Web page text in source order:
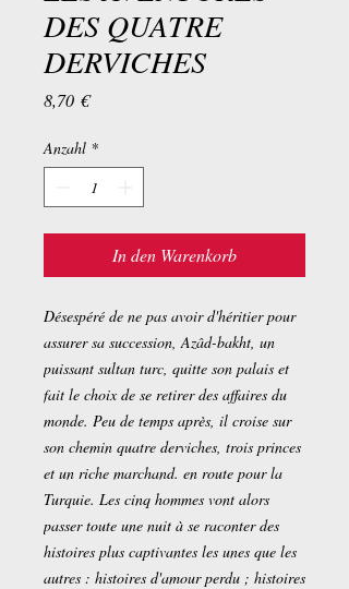
DES QUATRE
DERVICHES
8,70 €Preis
Anzahl *
In den Warenkorb
Désespéré de ne pas avoir d'héritier pour
assurer sa succession, Azâd-bakht, un
puissant sultan turc, quitte son palais et
fait le choix de se retirer des affaires du
monde. Peu de temps après, il croise sur
son chemin quatre derviches, trois princes
et un riche marchand. en route pour la
Turquie. Les cinq hommes vont alors
passer toute une nuit à se raconter des
histoires plus captivantes les unes que les
autres : histoires d'amour perdu ; histoires